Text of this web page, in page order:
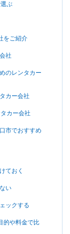
ぶ
をご紹介
社
のレンタカー
カー会社
カー会社
市でおすすめ
ておく
い
ックする
的や料金で比